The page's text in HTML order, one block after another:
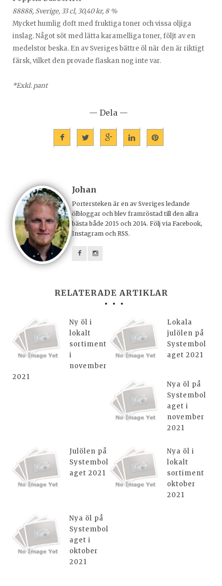
88888, Sverige, 33 cl, 30,40 kr, 8 %
Mycket humlig doft med fruktiga toner och vissa oljiga
inslag. Något söt med lätta karamelliga toner, följt av en
medelstor beska. En av Sveriges bättre öl när den är riktigt
färsk, vilket den provade flaskan nog inte var.
*Exkl. pant
— Dela —
Johan
Portersteken är en av Sveriges ledande
ölbloggar och blev framröstad till den allra
bästa både 2015 och 2014. Följ via Facebook,
Instagram och RSS.
RELATERADE ARTIKLAR
Ny öl i
lokalt
sortiment
i
november
2021
Lokala
julölen på
Systembol
aget 2021
Nya öl på
Systembol
aget i
november
2021
Julölen på
Systembol
aget 2021
Nya öl i
lokalt
sortiment
oktober
2021
Nya öl på
Systembol
aget i
oktober
2021